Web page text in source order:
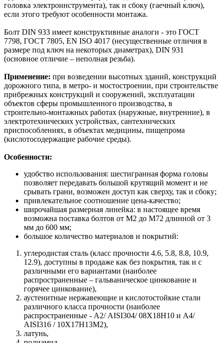
головка электроинструмента), так и сбоку (гаечный ключ),
если этого требуют особенности монтажа.
Болт DIN 933 имеет конструктивные аналоги - это ГОСТ
7798, ГОСТ 7805, EN ISO 4017 (несущественные отличия в
размере под ключ на некоторых диаметрах), DIN 931
(основное отличие – неполная резьба).
Применение: при возведении высотных зданий, конструкций
дорожного типа, в метро- и мостостроении, при строительстве
прибрежных конструкций и сооружений, эксплуатации
объектов сферы промышленного производства, в
строительно-монтажных работах (наружные, внутренние), в
электротехнических устройствах, сантехнических
приспособлениях, в объектах медицины, пищепрома
(кислотосодержащие рабочие среды).
Особенности:
удобство использования: шестигранная форма головы
позволяет передавать большой крутящий момент и не
срывать грани, возможен доступ как сверху, так и сбоку;
привлекательное соотношение цена-качество;
широчайшая размерная линейка: в настоящее время
возможна поставка болтов от М2 до М72 длинной от 3
мм до 600 мм;
большое количество материалов и покрытий:
углеродистая сталь (класс прочности 4.6, 5.8, 8.8, 10.9,
12.9), доступны в продаже как без покрытия, так и с
различными его вариантами (наиболее
распространенные – гальваническое цинкование и
горячее цинкование),
аустенитные нержавеющие и кислотостойкие стали
различного класса прочности (наиболее
распространенные - А2/ AISI304/ 08Х18Н10 и A4/
AISI316 / 10Х17H13M2),
латунь,